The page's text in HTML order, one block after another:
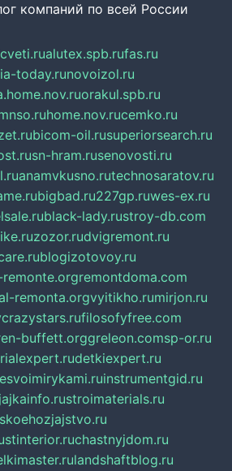
компаний по всей России
alutex.spb.rufas.ru
today.runovoizol.ru
orakul.spb.ru
home.nov.rucemko.ru
bicom-oil.rusuperiorsearch.ru
sn-hram.rusenovosti.ru
anamvkusno.rutechnosaratov.ru
bigbad.ru227gp.ruwes-ex.ru
black-lady.rustroy-db.com
zozor.rudvigremont.ru
blogizotovoy.ru
remontdoma.com
remonta.orgvyitikho.rumirjon.ru
filosofyfree.com
buffett.orggreleon.comsp-or.ru
detkiexpert.ru
instrumentgid.ru
stroimaterials.ru
chastnyjdom.ru
landshaftblog.ru